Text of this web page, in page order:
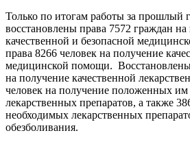
Только по итогам работы за прошлый
восстановлены права 7572 граждан
качественной и безопасной
права 8266 человек на получение
медицинской помощи. Восстановлены
на получение качественной
человек на получение положенных им
лекарственных препаратов, а также
необходимых лекарственных
обезболивания.